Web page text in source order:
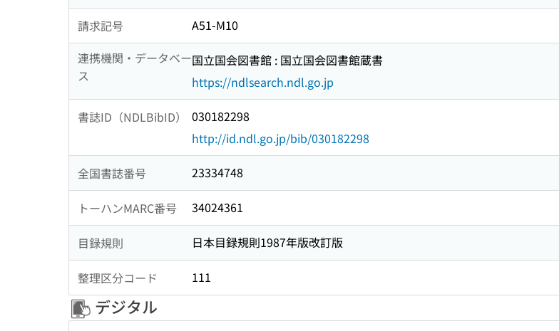
請求記号
A51-M10
連携機関・データベー
ス
国立国会図書館 : 国立国会図書館蔵書
https://ndlsearch.ndl.go.jp
書誌ID（NDLBibID）
030182298
http://id.ndl.go.jp/bib/030182298
全国書誌番号 23334748
トーハンMARC番号 34024361
目録規則 日本目録規則1987年版改訂版
整理区分コード 111
デジタル